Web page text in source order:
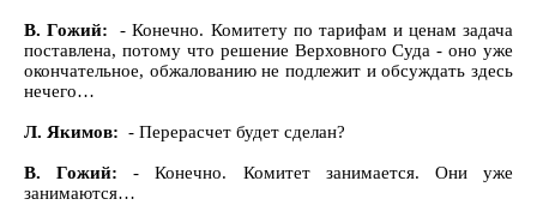
В. Гожий: - Конечно. Комитету по тарифам и ценам задача
поставлена, потому что решение Верховного Суда - оно уже
окончательное, обжалованию не подлежит и обсуждать здесь
нечего…
Л. Якимов: - Перерасчет будет сделан?
В. Гожий:- Конечно. Комитет занимается. Они уже
занимаются…